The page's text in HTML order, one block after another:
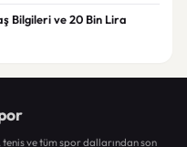
Bilgileri ve 20 Bin Lira
ve tüm spor dallarından son